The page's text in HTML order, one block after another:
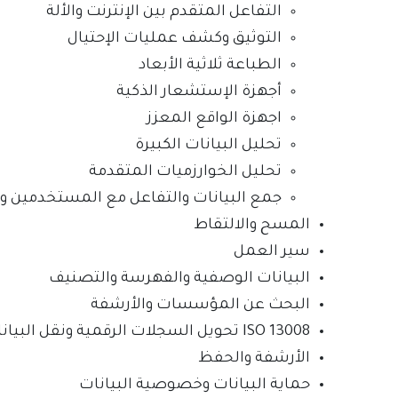
التفاعل المتقدم بين الإنترنت والألة
التوثيق وكشف عمليات الإحتيال
الطباعة ثلاثية الأبعاد
أجهزة الإستشعار الذكية
اجهزة الواقع المعزز
تحليل البيانات الكبيرة
تحليل الخوارزميات المتقدمة
جمع البيانات والتفاعل مع المستخدمين
المسح والالتقاط
سير العمل
البيانات الوصفية والفهرسة والتصنيف
البحث عن المؤسسات والأرشفة
ISO 13008 تحويل السجلات الرقمية ونقل البيانات
الأرشفة والحفظ
حماية البيانات وخصوصية البيانات